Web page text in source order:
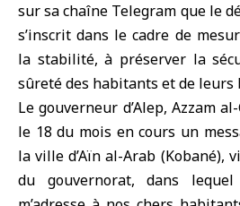
sur sa chaîne Telegram que le
s’inscrit dans le cadre de
la stabilité, à préserver la
sûreté des habitants et de leurs
Le gouverneur d’Alep, Azzam
le 18 du mois en cours un
la ville d’Aïn al-Arab (Kobané),
du gouvernorat, dans